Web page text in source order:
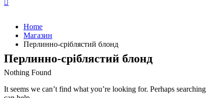
Home
Магазин
Перлинно-сріблястий блонд
Перлинно-сріблястий блонд
Nothing Found
It seems we can’t find what you’re looking for. Perhaps searching